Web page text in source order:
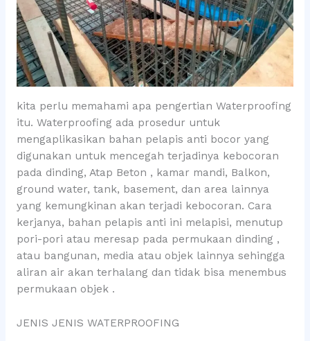
kita perlu memahami apa pengertian Waterproofing
itu. Waterproofing ada prosedur untuk
mengaplikasikan bahan pelapis anti bocor yang
digunakan untuk mencegah terjadinya kebocoran
pada dinding, Atap Beton , kamar mandi, Balkon,
ground water, tank, basement, dan area lainnya
yang kemungkinan akan terjadi kebocoran. Cara
kerjanya, bahan pelapis anti ini melapisi, menutup
pori-pori atau meresap pada permukaan dinding ,
atau bangunan, media atau objek lainnya sehingga
aliran air akan terhalang dan tidak bisa menembus
permukaan objek .
JENIS JENIS WATERPROOFING